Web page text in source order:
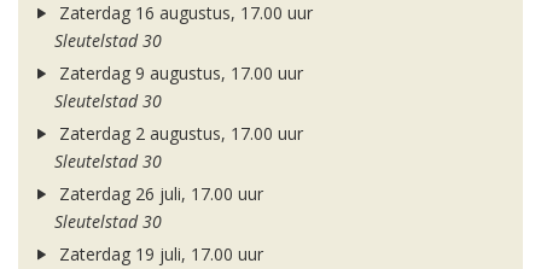
Zaterdag 16 augustus, 17.00 uur
Sleutelstad 30
Zaterdag 9 augustus, 17.00 uur
Sleutelstad 30
Zaterdag 2 augustus, 17.00 uur
Sleutelstad 30
Zaterdag 26 juli, 17.00 uur
Sleutelstad 30
Zaterdag 19 juli, 17.00 uur